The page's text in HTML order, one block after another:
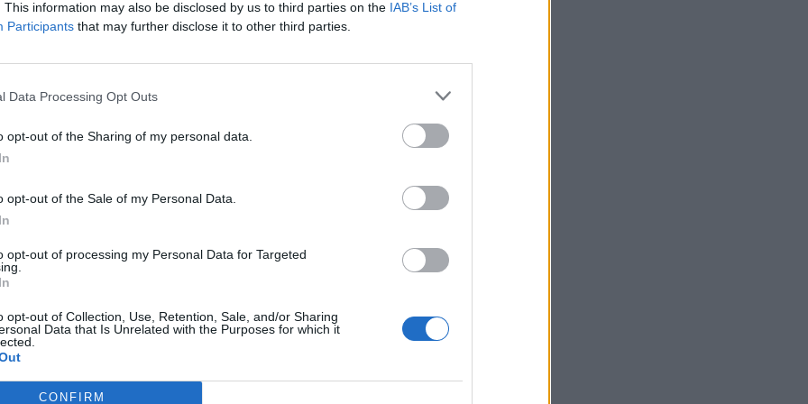
This information may also be disclosed by us to third parties on the IAB’s List of
Participants that may further disclose it to other third parties.
Data Processing Opt Outs
opt-out of the Sharing of my personal data.
opt-out of the Sale of my Personal Data.
opt-out of processing my Personal Data for Targeted
opt-out of Collection, Use, Retention, Sale, and/or Sharing
Data that Is Unrelated with the Purposes for which it
CONFIRM
ανήλικη βρέθηκε κοντά στο χωριό Αγία
στην υγεία της και οι συνθήκες της
στις 21/09/2024 από την περιοχή του
στις 24/09/2024 και προχώρησε
Kid Alert, κατόπιν αιτήματος της
έθεταν την ζωή της σε κίνδυνο και
και μάθετε πρώτοιόλες τις ειδήσεις
ΠΑΙΔΙΟΥ